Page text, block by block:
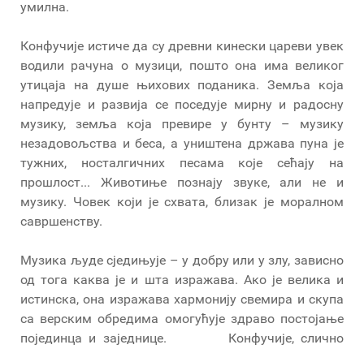
умилна.
Конфучије истиче да су древни кинески цареви увек
водили рачуна о музици, пошто она има великог
утицаја на душе њихових поданика. Земља која
напредује и развија се поседује мирну и радосну
музику, земља која превире у бунту – музику
незадовољства и беса, а уништена држава пуна је
тужних, носталгичних песама које сећају на
прошлост... Животиње познају звуке, али не и
музику. Човек који је схвата, близак је моралном
савршенству.
Музика људе сједињује – у добру или у злу, зависно
од тога каква је и шта изражава. Ако је велика и
истинска, она изражава хармонију свемира и скупа
са верским обредима омогућује здраво постојање
појединца и заједнице. Конфучије, слично